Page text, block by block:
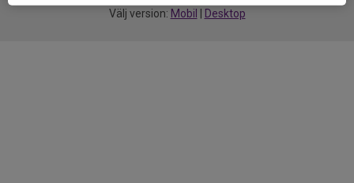
Välj version: Mobil Desktop